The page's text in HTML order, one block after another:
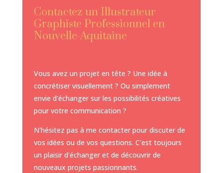
Contactez un Illustrateur
Graphiste Professionnel en
Nouvelle-Aquitaine
Vous avez un projet en tête ? Une idée à
concrétiser visuellement ? Ou simplement
envie d'échanger sur les possibilités créatives
pour votre communication ?
N'hésitez pas à me contacter pour discuter de
vos idées ou de vos questions. C'est toujours
un plaisir d'échanger et de découvrir de
nouveaux projets passionnants.